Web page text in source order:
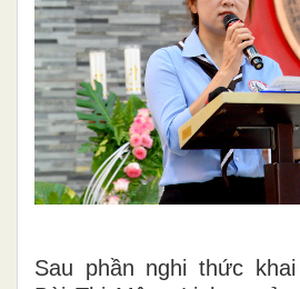
Sau phần nghi thức